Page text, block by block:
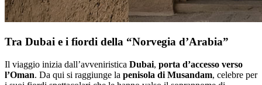
Tra Dubai e i fiordi della “Norvegia d’Arabia”
Il viaggio inizia dall’avveniristica Dubai, porta d’accesso verso
l’Oman. Da qui si raggiunge la penisola di Musandam, celebre per